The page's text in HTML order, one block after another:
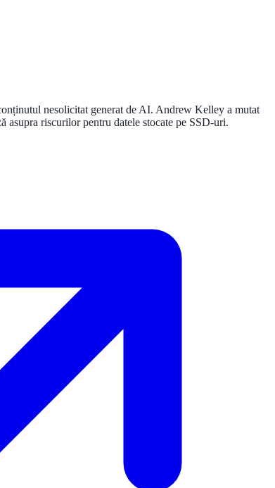
nesolicitat generat de AI. Andrew Kelley a mutat
riscurilor pentru datele stocate pe SSD-uri.